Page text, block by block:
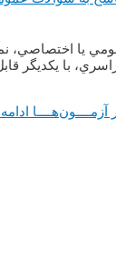
يا اختصاصي،
با يکديگر
آزمــــون‌هــــا